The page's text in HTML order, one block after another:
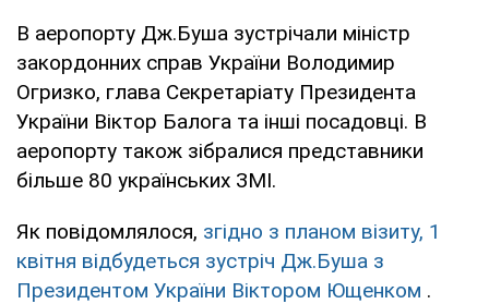
В аеропорту Дж.Буша зустрічали міністр
закордонних справ України Володимир
Огризко, глава Секретаріату Президента
України Віктор Балога та інші посадовці. В
аеропорту також зібралися представники
більше 80 українських ЗМІ.
Як повідомлялося, згідно з планом візиту, 1
квітня відбудеться зустріч Дж.Буша з
Президентом України Віктором Ющенком .